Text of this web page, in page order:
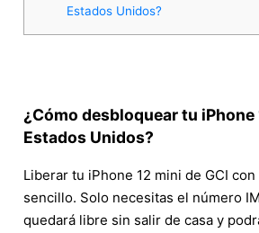
Estados Unidos?
¿Cómo desbloquear tu iPhone
Estados Unidos?
Liberar tu iPhone 12 mini de GCI
sencillo. Solo necesitas el número
quedará libre sin salir de casa y